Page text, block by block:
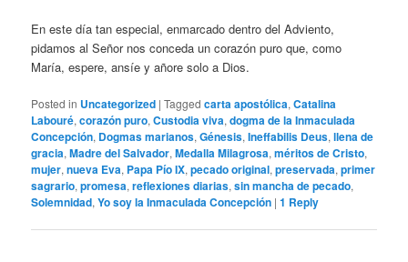
En este día tan especial, enmarcado dentro del Adviento,
pidamos al Señor nos conceda un corazón puro que, como
María, espere, ansíe y añore solo a Dios.
Posted in Uncategorized |Tagged carta apostólica,Catalina
Labouré,corazón puro,Custodia viva,dogma de la Inmaculada
Concepción, Dogmas marianos,Génesis,Ineffabilis Deus,llena de
gracia,Madre del Salvador,Medalla Milagrosa,méritos de Cristo,
mujer,nueva Eva, Papa Pío IX,pecado original,preservada,primer
sagrario,promesa,reflexiones diarias,sin mancha de pecado,
Solemnidad,Yo soy la Inmaculada Concepción |1 Reply